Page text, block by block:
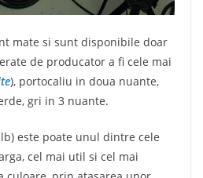
mate si sunt disponibile doar
de producator a fi cele mai
), portocaliu in doua nuante,
gri in 3 nuante.
este poate unul dintre cele
cel mai util si cel mai